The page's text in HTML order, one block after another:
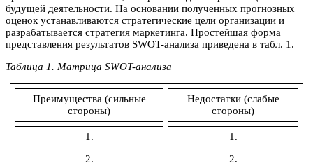
будущей деятельности. На основании полученных прогнозных
оценок устанавливаются стратегические цели организации и
разрабатывается стратегия маркетинга. Простейшая форма
представления результатов SWOT-анализа приведена в табл. 1.
Таблица 1. Матрица SWOT-анализа
Преимущества (сильные
стороны)
Недостатки (слабые
стороны)
1.
2.
1.
2.